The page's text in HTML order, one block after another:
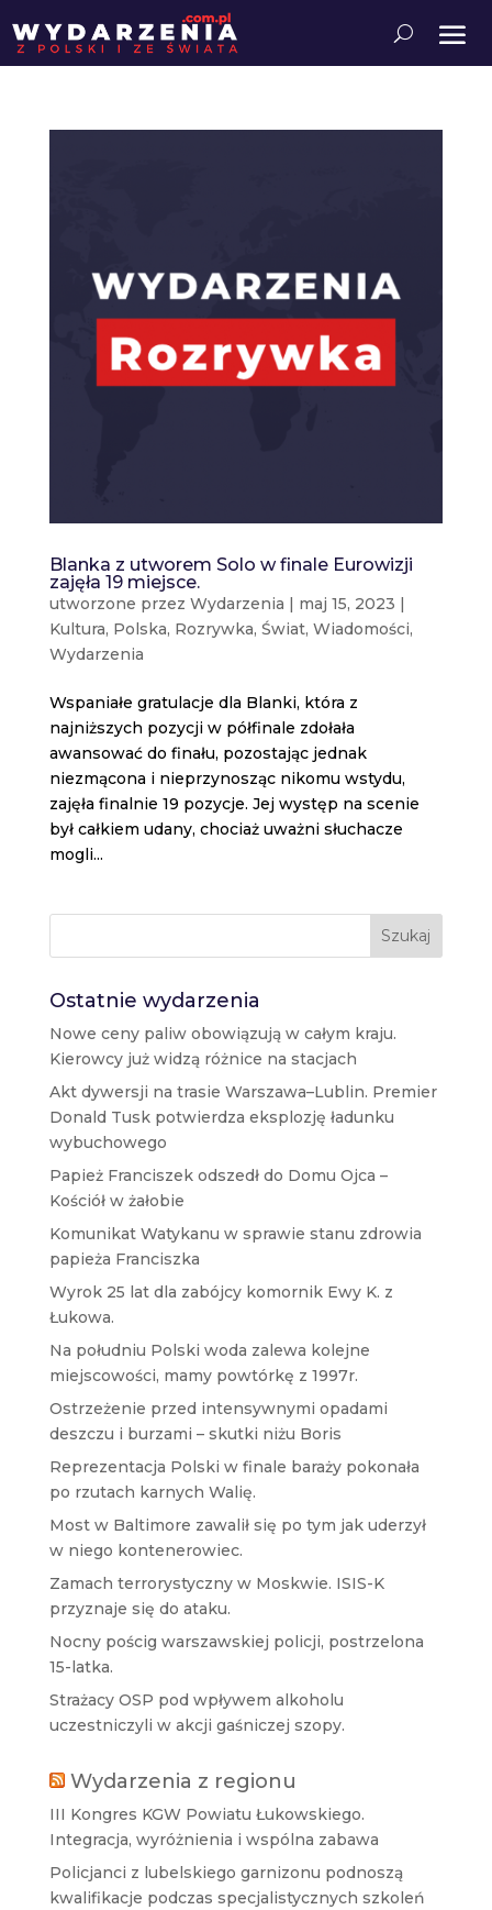
Blanka z utworem Solo w finale Eurowizji
zajęła 19 miejsce.
utworzone przez Wydarzenia maj 15, 2023
Kultura, Polska, Rozrywka, Świat, Wiadomości,
Wydarzenia
Wspaniałe gratulacje dla Blanki, która z
najniższych pozycji w półfinale zdołała
awansować do finału, pozostając jednak
niezmącona i nieprzynosząc nikomu wstydu,
zajęła finalnie 19 pozycje. Jej występ na scenie
był całkiem udany, chociaż uważni słuchacze
mogli...
Szukaj
Ostatnie wydarzenia
Nowe ceny paliw obowiązują w całym kraju.
Kierowcy już widzą różnice na stacjach
Akt dywersji na trasie Warszawa–Lublin. Premier
Donald Tusk potwierdza eksplozję ładunku
wybuchowego
Papież Franciszek odszedł do Domu Ojca –
Kościół w żałobie
Komunikat Watykanu w sprawie stanu zdrowia
papieża Franciszka
Wyrok 25 lat dla zabójcy komornik Ewy K. z
Łukowa.
Na południu Polski woda zalewa kolejne
miejscowości, mamy powtórkę z 1997r.
Ostrzeżenie przed intensywnymi opadami
deszczu i burzami – skutki niżu Boris
Reprezentacja Polski w finale baraży pokonała
po rzutach karnych Walię.
Most w Baltimore zawalił się po tym jak uderzył
w niego kontenerowiec.
Zamach terrorystyczny w Moskwie. ISIS-K
przyznaje się do ataku.
Nocny pościg warszawskiej policji, postrzelona
15-latka.
Strażacy OSP pod wpływem alkoholu
uczestniczyli w akcji gaśniczej szopy.
Wydarzenia z regionu
III Kongres KGW Powiatu Łukowskiego.
Integracja, wyróżnienia i wspólna zabawa
Policjanci z lubelskiego garnizonu podnoszą
kwalifikacje podczas specjalistycznych szkoleń